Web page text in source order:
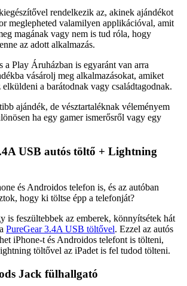
rendelkezik az, akinek ajándékot
meglepheted valamilyen applikációval, amit
magának vagy nem is tud róla, hogy
az adott alkalmazás.
a Play Áruházban is egyaránt van arra
vásárolj meg alkalmazásokat, amiket
elküldeni a barátodnak vagy családtagodnak.
ajándék, de vésztartaléknak véleményem
ha egy gamer ismerősről vagy egy
USB autós töltő + Lightning
és Androidos telefon is, és az autóban
hogy ki töltse épp a telefonját?
is feszültebbek az emberek, könnyítsétek hát
PureGear 3.4A USB töltővel. Ezzel az autós
iPhone-t és Androidos telefont is tölteni,
töltővel az iPadet is fel tudod tölteni.
Jack fülhallgató